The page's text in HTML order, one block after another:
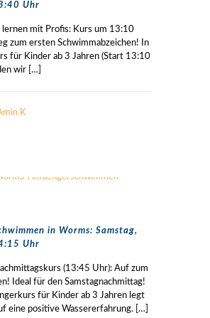
Uhr
lernen mit Profis: Kurs um 13:10
zum ersten Schwimmabzeichen! In
für Kinder ab 3 Jahren (Start 13:10
wir […]
K
in Worms: Samstag,
Uhr
(13:45 Uhr): Auf zum
Ideal für den Samstagnachmittag!
für Kinder ab 3 Jahren legt
eine positive Wassererfahrung. […]